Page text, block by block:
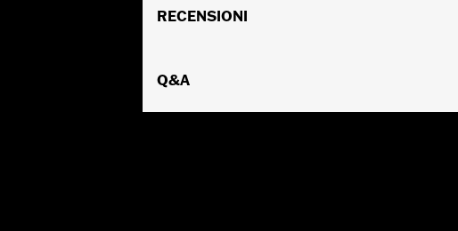
Istruzioni di installazione
Contenuto della confezione:
RECENSIONI
Q&A